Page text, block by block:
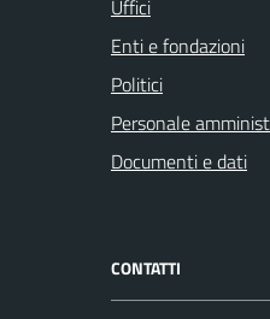
Uffici
Enti e fondazioni
Politici
Personale
Documenti e dati
CONTATTI